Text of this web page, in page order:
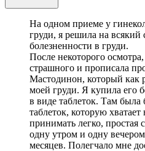
На одном приеме у
груди, я решила на всякий
болезненности в груди.
После некоторого
страшного и прописала
Мастодинон, который как
моей груди. Я купила его
в виде таблеток. Там была
таблеток, которую
принимать легко, простая
одну утром и одну
месяцев. Полегчало мне